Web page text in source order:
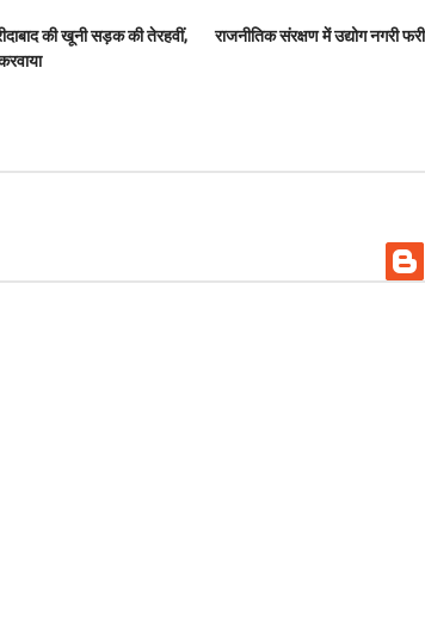
e
की खूनी सड़क की तेरहवीं,
राजनीतिक संरक्षण में उद्योग नगरी